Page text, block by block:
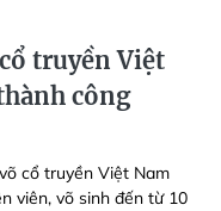
truyền Việt
công
cổ truyền Việt Nam
viên, võ sinh đến từ 10